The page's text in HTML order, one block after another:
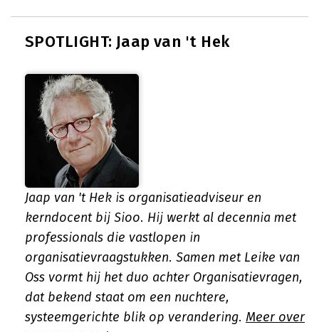
SPOTLIGHT: Jaap van 't Hek
Jaap van 't Hek is organisatieadviseur en
kerndocent bij Sioo. Hij werkt al decennia met
professionals die vastlopen in
organisatievraagstukken. Samen met Leike van
Oss vormt hij het duo achter Organisatievragen,
dat bekend staat om een nuchtere,
systeemgerichte blik op verandering. Meer over